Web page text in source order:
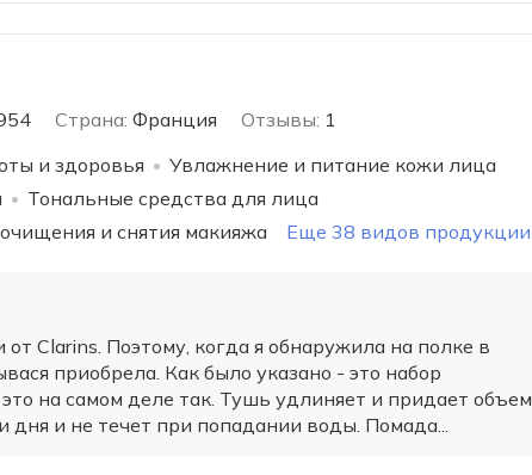
Страна: Франция Отзывы: 1
и здоровья
Увлажнение и питание кожи лица
Тональные средства для лица
и снятия макияжа
Еще 38 видов продукции
Clarins. Поэтому, когда я обнаружила на полке в
приобрела. Как было указано - это набор
на самом деле так. Тушь удлиняет и придает объем
дня и не течет при попадании воды. Помада...